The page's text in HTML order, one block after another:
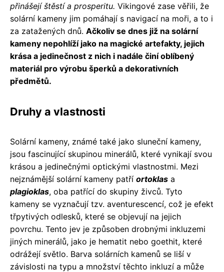
přinášejí štěstí a prosperitu. Vikingové zase věřili, že
solární kameny jim pomáhají s navigací na moři, a to i
za zatažených dnů. Ačkoliv se dnes již na solární
kameny nepohlíží jako na magické artefakty, jejich
krása a jedinečnost z nich i nadále činí oblíbený
materiál pro výrobu šperků a dekorativních
předmětů.
Druhy a vlastnosti
Solární kameny, známé také jako sluneční kameny,
jsou fascinující skupinou minerálů, které vynikají svou
krásou a jedinečnými optickými vlastnostmi. Mezi
nejznámější solární kameny patří ortoklas a
plagioklas, oba patřící do skupiny živců. Tyto
kameny se vyznačují tzv. aventurescencí, což je efekt
třpytivých odlesků, které se objevují na jejich
povrchu. Tento jev je způsoben drobnými inkluzemi
jiných minerálů, jako je hematit nebo goethit, které
odrážejí světlo. Barva solárních kamenů se liší v
závislosti na typu a množství těchto inkluzí a může